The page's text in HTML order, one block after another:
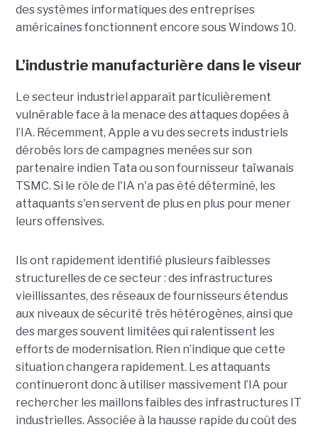
des systèmes informatiques des entreprises
américaines fonctionnent encore sous Windows 10.
L’industrie manufacturière dans le viseur
Le secteur industriel apparaît particulièrement
vulnérable face à la menace des attaques dopées à
l’IA. Récemment, Apple a vu des secrets industriels
dérobés lors de campagnes menées sur son
partenaire indien Tata ou son fournisseur taïwanais
TSMC. Si le rôle de l'IA n'a pas été déterminé, les
attaquants s'en servent de plus en plus pour mener
leurs offensives.
Ils ont rapidement identifié plusieurs faiblesses
structurelles de ce secteur : des infrastructures
vieillissantes, des réseaux de fournisseurs étendus
aux niveaux de sécurité très hétérogènes, ainsi que
des marges souvent limitées qui ralentissent les
efforts de modernisation. Rien n’indique que cette
situation changera rapidement. Les attaquants
continueront donc à utiliser massivement l’IA pour
rechercher les maillons faibles des infrastructures IT
industrielles. Associée à la hausse rapide du coût des